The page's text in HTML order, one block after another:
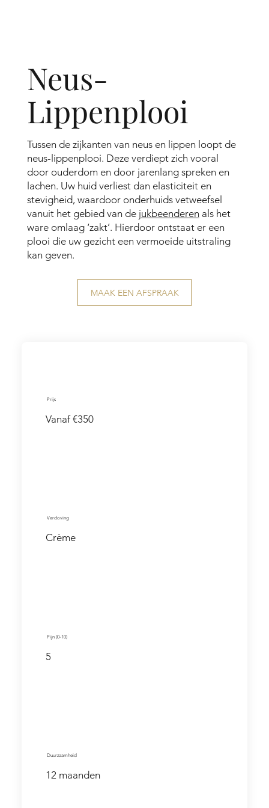
Neus-
Lippenplooi
Tussen de zijkanten van neus en lippen loopt de
neus-lippenplooi. Deze verdiept zich vooral
door ouderdom en door jarenlang spreken en
lachen. Uw huid verliest dan elasticiteit en
stevigheid, waardoor onderhuids vetweefsel
vanuit het gebied van de jukbeenderen als het
ware omlaag ‘zakt’. Hierdoor ontstaat er een
plooi die uw gezicht een vermoeide uitstraling
kan geven.
MAAK EEN AFSPRAAK
Prijs
Vanaf €350
Verdoving
Crème
Pijn (0-10)
5
Duurzaamheid
12 maanden